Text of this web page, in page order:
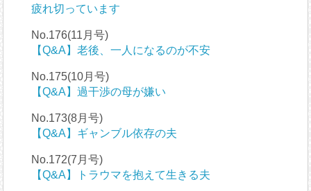
疲れ切っています
No.176(11月号)
【Q&A】老後、一人になるのが不安
No.175(10月号)
【Q&A】過干渉の母が嫌い
No.173(8月号)
【Q&A】ギャンブル依存の夫
No.172(7月号)
【Q&A】トラウマを抱えて生きる夫